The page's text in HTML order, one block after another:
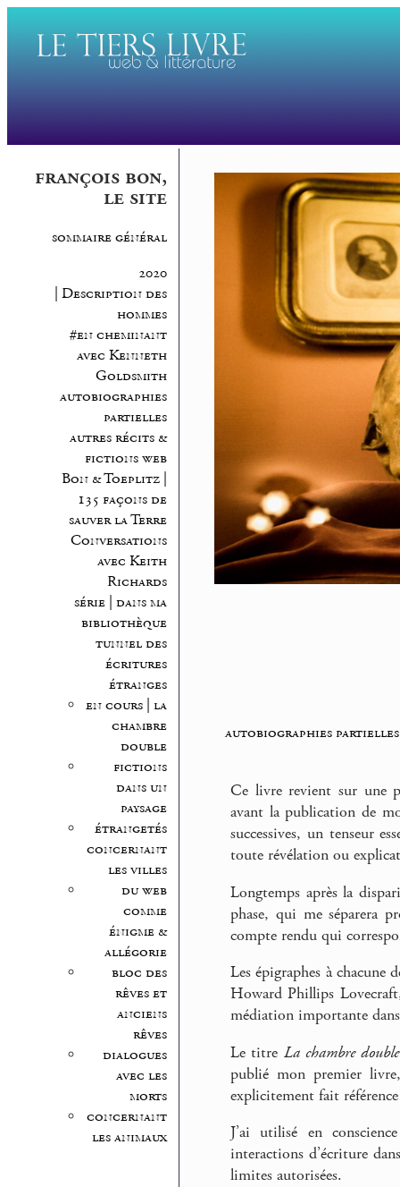
françois bon,
le site
sommaire général
2020
| Description des
hommes
#en cheminant
avec Kenneth
Goldsmith
autobiographies
partielles
autres récits &
fictions web
Bon & Toeplitz |
135 façons de
sauver la Terre
Conversations
avec Keith
Richards
série | dans ma
bibliothèque
tunnel des
écritures
étranges
en cours | la
chambre
double
fictions
dans un
paysage
étrangetés
concernant
les villes
du web
comme
énigme &
allégorie
bloc des
rêves et
anciens
rêves
dialogues
avec les
morts
concernant
les animaux
autobiographies partielles
Ce livre revient sur une
avant la publication de
successives, un tenseur
toute révélation ou
Longtemps après la
phase, qui me séparera
compte rendu qui
Les épigraphes à chacune
Howard Phillips
médiation importante
Le titre La chambre double
publié mon premier
explicitement fait
J’ai utilisé en
interactions d’écriture
limites autorisées.